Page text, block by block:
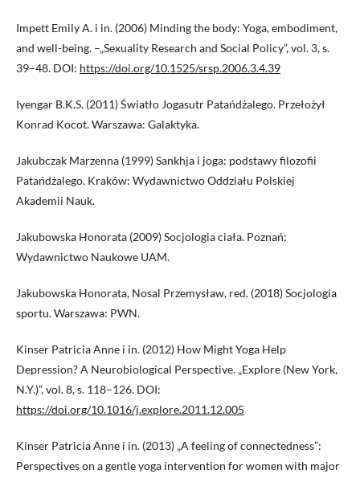
Impett Emily A. i in. (2006) Minding the body: Yoga, embodiment,
and well-being. –„Sexuality Research and Social Policy”, vol. 3, s.
39–48. DOI: https://doi.org/10.1525/srsp.2006.3.4.39
Iyengar B.K.S. (2011) Światło Jogasutr Patańdżalego. Przełożył
Konrad Kocot. Warszawa: Galaktyka.
Jakubczak Marzenna (1999) Sankhja i joga: podstawy filozofii
Patańdżalego. Kraków: Wydawnictwo Oddziału Polskiej
Akademii Nauk.
Jakubowska Honorata (2009) Socjologia ciała. Poznań:
Wydawnictwo Naukowe UAM.
Jakubowska Honorata, Nosal Przemysław, red. (2018) Socjologia
sportu. Warszawa: PWN.
Kinser Patricia Anne i in. (2012) How Might Yoga Help
Depression? A Neurobiological Perspective. „Explore (New York,
N.Y.)”, vol. 8, s. 118–126. DOI:
https://doi.org/10.1016/j.explore.2011.12.005
Kinser Patricia Anne i in. (2013) „A feeling of connectedness”:
Perspectives on a gentle yoga intervention for women with major